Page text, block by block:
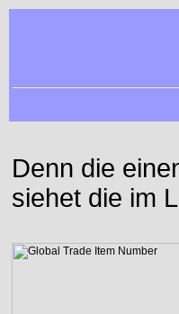
Denn die
siehet die im